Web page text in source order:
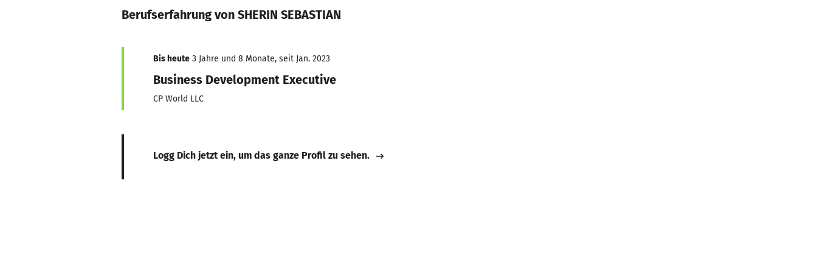
Berufserfahrung von SHERIN SEBASTIAN
Bis heute 3 Jahre und 8 Monate, seit Jan. 2023
Business Development Executive
CP World LLC
Logg Dich jetzt ein, um das ganze Profil zu sehen.